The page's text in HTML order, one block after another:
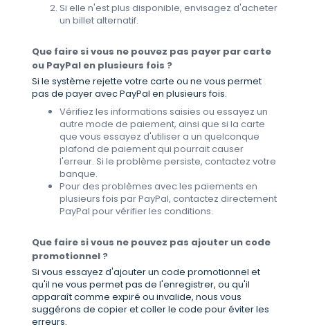
Si elle n'est plus disponible, envisagez d'acheter
un billet alternatif.
Que faire si vous ne pouvez pas payer par carte
ou PayPal en plusieurs fois ?
Si le système rejette votre carte ou ne vous permet
pas de payer avec PayPal en plusieurs fois.
Vérifiez les informations saisies ou essayez un
autre mode de paiement, ainsi que si la carte
que vous essayez d'utiliser a un quelconque
plafond de paiement qui pourrait causer
l'erreur. Si le problème persiste, contactez votre
banque.
Pour des problèmes avec les paiements en
plusieurs fois par PayPal, contactez directement
PayPal pour vérifier les conditions.
Que faire si vous ne pouvez pas ajouter un code
promotionnel ?
Si vous essayez d'ajouter un code promotionnel et
qu'il ne vous permet pas de l'enregistrer, ou qu'il
apparaît comme expiré ou invalide, nous vous
suggérons de copier et coller le code pour éviter les
erreurs.